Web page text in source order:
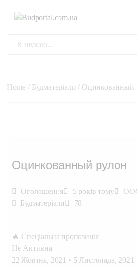
Home / Будматеріали / Оцинкованный
Оцинкованный рулон
Оголошення 5 років тому
Будматеріали
78
🔥 Спеціальна пропозиція
Не Активна
22 Жовтня, 2021 • 5 Листопада, 2021